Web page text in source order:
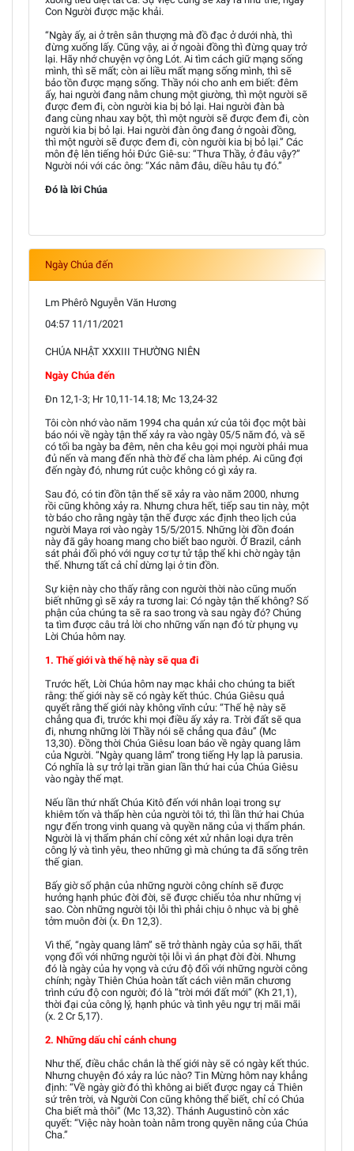
Con Người được mặc khải.
“Ngày ấy, ai ở trên sân thượng mà đồ đạc ở dưới nhà, thì
đừng xuống lấy. Cũng vậy, ai ở ngoài đồng thì đừng quay trở
lại. Hãy nhớ chuyện vợ ông Lót. Ai tìm cách giữ mạng sống
mình, thì sẽ mất; còn ai liều mất mạng sống mình, thì sẽ
bảo tồn được mạng sống. Thầy nói cho anh em biết: đêm
ấy, hai người đang nằm chung một giường, thì một người sẽ
được đem đi, còn người kia bị bỏ lại. Hai người đàn bà
đang cùng nhau xay bột, thì một người sẽ được đem đi, còn
người kia bị bỏ lại. Hai người đàn ông đang ở ngoài đồng,
thì một người sẽ được đem đi, còn người kia bị bỏ lại.” Các
môn đệ lên tiếng hỏi Đức Giê-su: “Thưa Thầy, ở đâu vậy?”
Người nói với các ông: “Xác nằm đâu, diều hâu tụ đó.”
Đó là lời Chúa
Ngày Chúa đến
Lm Phêrô Nguyễn Văn Hương
04:57 11/11/2021
CHÚA NHẬT XXXIII THƯỜNG NIÊN
Ngày Chúa đến
Đn 12,1-3; Hr 10,11-14.18; Mc 13,24-32
Tôi còn nhớ vào năm 1994 cha quản xứ của tôi đọc một bài
báo nói về ngày tận thế xảy ra vào ngày 05/5 năm đó, và sẽ
có tối ba ngày ba đêm, nên cha kêu gọi mọi người phải mua
đủ nến và mang đến nhà thờ để cha làm phép. Ai cũng đợi
đến ngày đó, nhưng rút cuộc không có gì xảy ra.
Sau đó, có tin đồn tận thế sẽ xảy ra vào năm 2000, nhưng
rồi cũng không xảy ra. Nhưng chưa hết, tiếp sau tin này, một
tờ báo cho rằng ngày tận thế được xác định theo lịch của
người Maya rơi vào ngày 15/5/2015. Những lời đồn đoán
này đã gây hoang mang cho biết bao người. Ở Brazil, cảnh
sát phải đối phó với nguy cơ tự tử tập thể khi chờ ngày tận
thế. Nhưng tất cả chỉ dừng lại ở tin đồn.
Sự kiện này cho thấy rằng con người thời nào cũng muốn
biết những gì sẽ xảy ra tương lai: Có ngày tận thế không? Số
phận của chúng ta sẽ ra sao trong và sau ngày đó? Chúng
ta tìm được câu trả lời cho những vấn nạn đó từ phụng vụ
Lời Chúa hôm nay.
1. Thế giới và thế hệ này sẽ qua đi
Trước hết, Lời Chúa hôm nay mạc khải cho chúng ta biết
rằng: thế giới này sẽ có ngày kết thúc. Chúa Giêsu quả
quyết rằng thế giới này không vĩnh cửu: “Thế hệ này sẽ
chẳng qua đi, trước khi mọi điều ấy xảy ra. Trời đất sẽ qua
đi, nhưng những lời Thầy nói sẽ chẳng qua đâu” (Mc
13,30). Đồng thời Chúa Giêsu loan báo về ngày quang lâm
của Người. “Ngày quang lâm” trong tiếng Hy lạp là parusia.
Có nghĩa là sự trở lại trần gian lần thứ hai của Chúa Giêsu
vào ngày thế mạt.
Nếu lần thứ nhất Chúa Kitô đến với nhân loại trong sự
khiêm tốn và thấp hèn của người tôi tớ, thì lần thứ hai Chúa
ngự đến trong vinh quang và quyền năng của vị thẩm phán.
Người là vị thẩm phán chí công xét xử nhân loại dựa trên
công lý và tình yêu, theo những gì mà chúng ta đã sống trên
thế gian.
Bấy giờ số phận của những người công chính sẽ được
hưởng hạnh phúc đời đời, sẽ được chiếu tỏa như những vị
sao. Còn những người tội lỗi thì phải chịu ô nhục và bị ghê
tởm muôn đời (x. Đn 12,3).
Vì thế, “ngày quang lâm” sẽ trở thành ngày của sợ hãi, thất
vọng đối với những người tội lỗi vì án phạt đời đời. Nhưng
đó là ngày của hy vọng và cứu độ đối với những người công
chính; ngày Thiên Chúa hoàn tất cách viên mãn chương
trình cứu độ con người; đó là “trời mới đất mới” (Kh 21,1),
thời đại của công lý, hạnh phúc và tình yêu ngự trị mãi mãi
(x. 2 Cr 5,17).
2. Những dấu chỉ cánh chung
Như thế, điều chắc chắn là thế giới này sẽ có ngày kết thúc.
Nhưng chuyện đó xảy ra lúc nào? Tin Mừng hôm nay khẳng
định: “Về ngày giờ đó thì không ai biết được ngay cả Thiên
sứ trên trời, và Người Con cũng không thể biết, chỉ có Chúa
Cha biết mà thôi” (Mc 13,32). Thánh Augustinô còn xác
quyết: “Việc này hoàn toàn nằm trong quyền năng của Chúa
Cha.”